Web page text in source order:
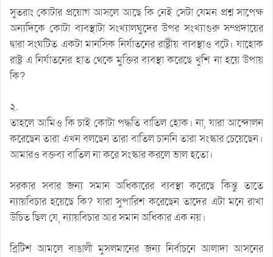
সুতরাং কোটার প্রয়োগ আসলে আছে কি নেই সেটা যেমন প্রশ্ন সাপেক্ষ
অন্যদিকে কোটা ব্যবস্থাটা সংখ্যালঘুদের উপর সংখ্যাগুরু সম্প্রদায়ের
দ্বারা সংঘটিত একটা মানসিক নির্যাতনের রাষ্ট্রীয় ব্যবস্থাও বটে। যাহোক
রাষ্ট্র এ নির্যাতনের হাত থেকে মুক্তির ব্যবস্থা করেছে খুশি না হয়ে উপায়
কি?
২.
তাহলে আমিও কি চাই কোটা পদ্ধতি বাতিল হোক। না, যারা আন্দোলন
করেছেন তারা এখন বলছেন তারা বাতিল চাননি তারা সংস্কার চেয়েছেন।
আমারও বক্তব্য বাতিল না করে সংস্কার করলে ভাল হতো।
সরকার সবার জন্য সমান অধিকারের ব্যবস্থা করেছে কিন্তু তাতে
ন্যায়বিচার হয়েছে কি? যারা সুপারিশ করেছেন তাদের এটা মনে রাখা
উচিত ছিল যে, ন্যায়বিচার আর সমান অধিকার এক নয়।
ব্রিটিশ আমলে বাঙালী মুসলমানের জন্য নির্বাচনে আলাদা আসনের